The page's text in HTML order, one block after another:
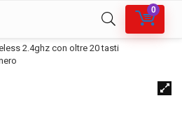
0
2.4ghz con oltre 20 tasti